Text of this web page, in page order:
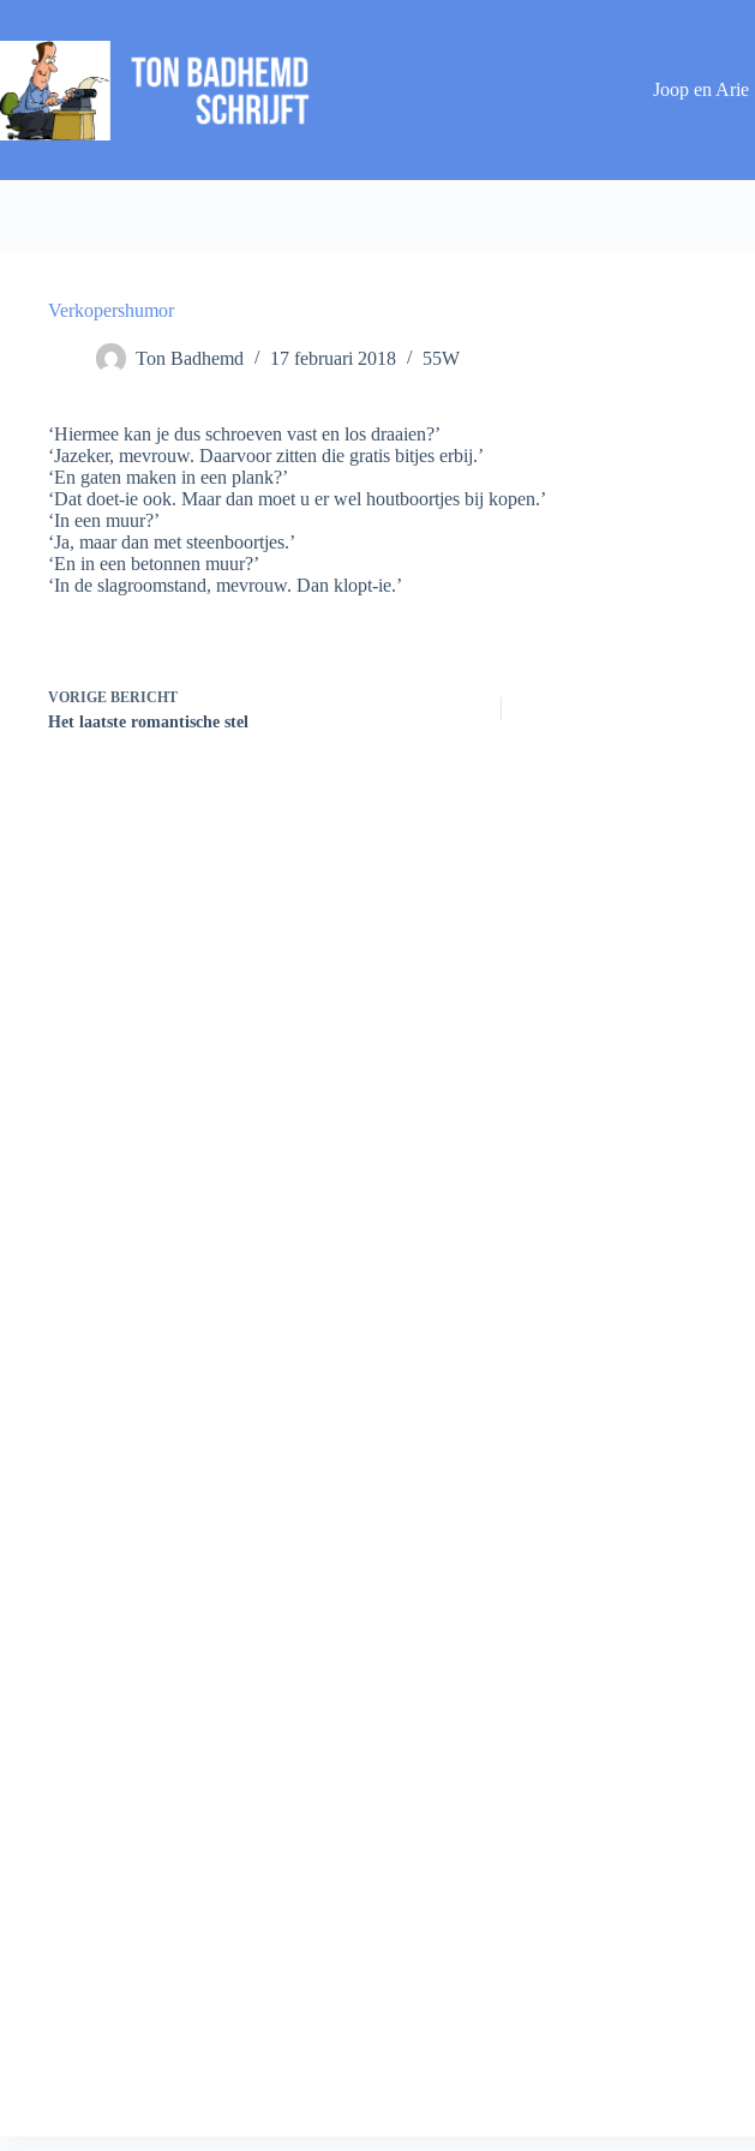
inhoud
Joop en Arie
Verkopershumor
Ton Badhemd 17 februari 2018 55W
‘Hiermee kan je dus schroeven vast en los draaien?’
‘Jazeker, mevrouw. Daarvoor zitten die gratis bitjes erbij.’
‘En gaten maken in een plank?’
‘Dat doet-ie ook. Maar dan moet u er wel houtboortjes bij kopen.’
‘In een muur?’
‘Ja, maar dan met steenboortjes.’
‘En in een betonnen muur?’
‘In de slagroomstand, mevrouw. Dan klopt-ie.’
VORIGE BERICHT
Het laatste romantische stel